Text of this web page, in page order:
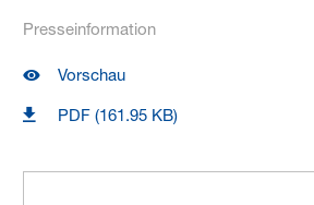
Presseinformation
Vorschau
PDF (161.95 KB)